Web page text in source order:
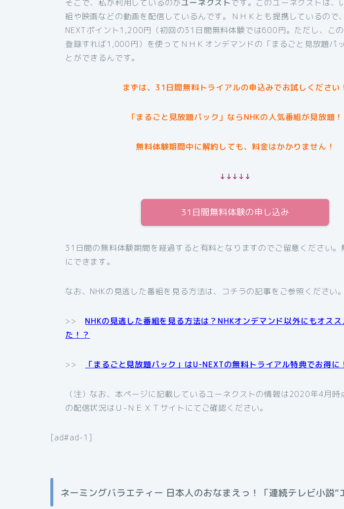
そこで、私が利用しているのがユーネクストです。このユーネクストは、
組や映画などの動画を配信しているんです。ＮＨＫとも提携しているので
NEXTポイント1,200円（初回の31日間無料体験では600円。ただし、こ
登録すれば1,000円）を使ってＮＨＫオンデマンドの「まるごと見放題パ
とができるんです。
まずは、31日間無料トライアルの申込みでお試しください！
「まるごと見放題パック」ならNHKの人気番組が見放題！
無料体験期間中に解約しても、料金はかかりません！
↓↓↓↓↓
31日間無料体験の申し込み
31日間の無料体験期間を経過すると有料となりますのでご留意ください
にできます。
なお、NHKの見逃した番組を見る方法は、コチラの記事をご参照ください。
>> NHKの見逃した番組を見る方法は？NHKオンデマンド以外にもオス
た！？
>> 「まるごと見放題パック」はU-NEXTの無料トライアル特典でお得に！
（注）なお、本ページに記載しているユーネクストの情報は2020年4月
の配信状況はＵ-ＮＥＸＴサイトにてご確認ください。
[ad#ad-1]
ネーミングバラエティー 日本人のおなまえっ！「連続テレビ小説“